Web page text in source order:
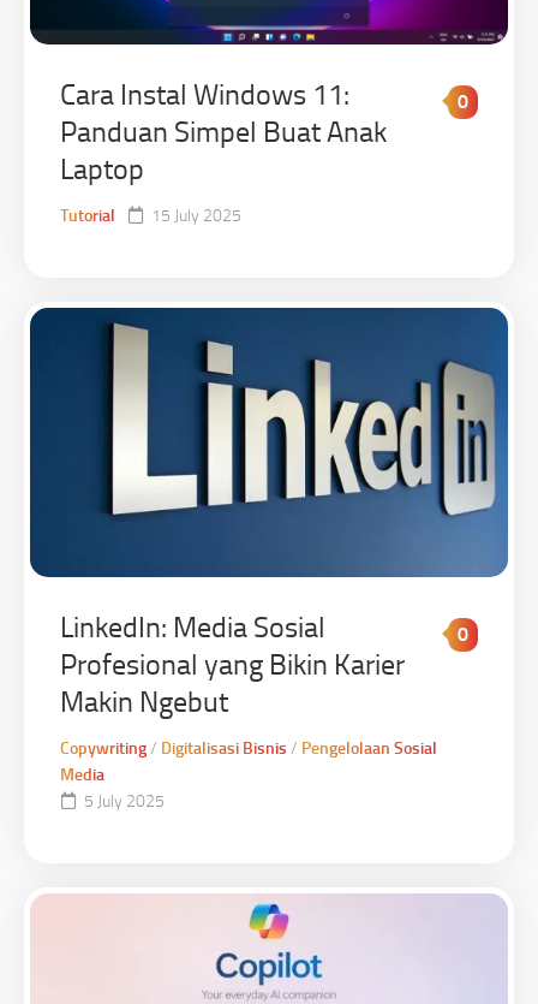
Cara Instal Windows 11:
Panduan Simpel Buat Anak
Laptop
0
Tutorial 15 July 2025
LinkedIn: Media Sosial
Profesional yang Bikin Karier
Makin Ngebut
0
Copywriting/ Digitalisasi Bisnis / Pengelolaan Sosial
Media
5 July 2025